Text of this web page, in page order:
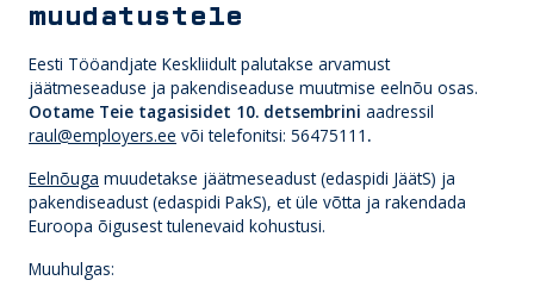
muudatustele
Eesti Tööandjate Keskliidult palutakse arvamust
jäätmeseaduse ja pakendiseaduse muutmise eelnõu osas.
Ootame Teie tagasisidet 10. detsembrini aadressil
raul@employers.ee või telefonitsi: 56475111 .
Eelnõuga muudetakse jäätmeseadust (edaspidi JäätS) ja
pakendiseadust (edaspidi PakS), et üle võtta ja rakendada
Euroopa õigusest tulenevaid kohustusi.
Muuhulgas: